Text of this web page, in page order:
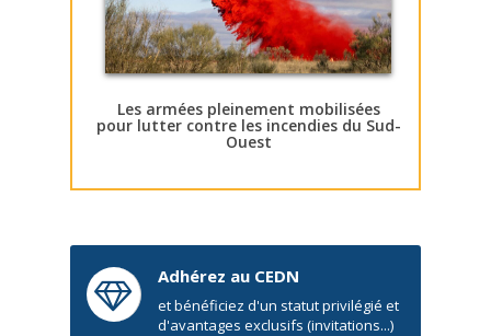
Les armées pleinement mobilisées
pour lutter contre les incendies du Sud-
Ouest
Adhérez au CEDN
et bénéficiez d'un statut privilégié et
d'avantages exclusifs (invitations...)